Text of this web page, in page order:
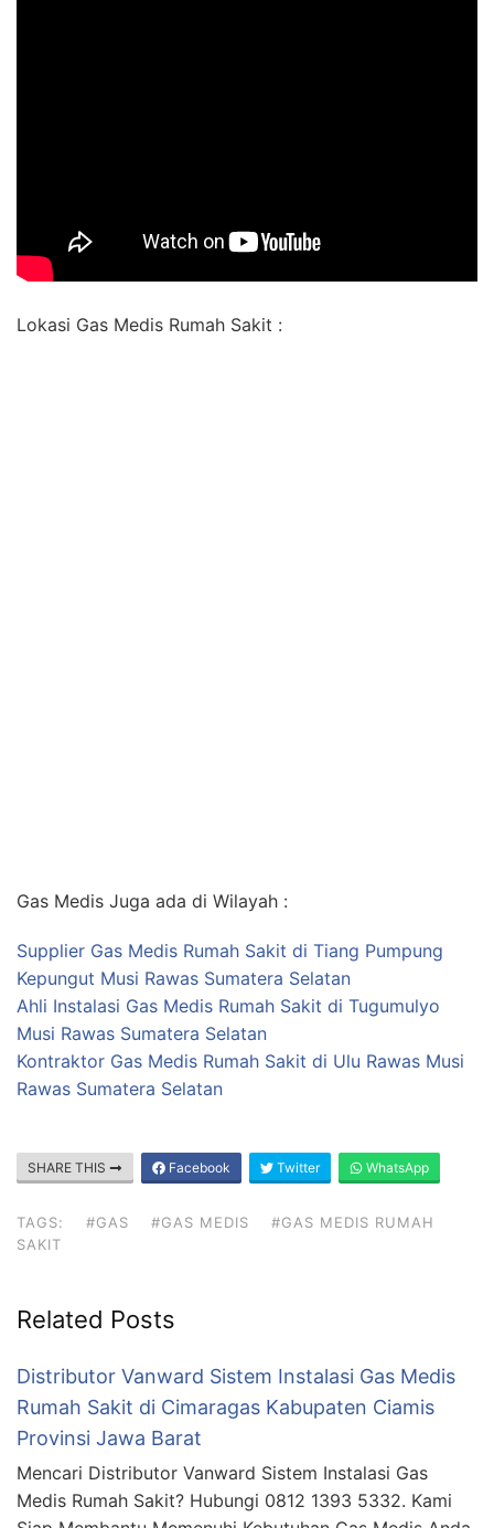
Lokasi Gas Medis Rumah Sakit :
Gas Medis Juga ada di Wilayah :
Supplier Gas Medis Rumah Sakit di Tiang Pumpung
Kepungut Musi Rawas Sumatera Selatan
Ahli Instalasi Gas Medis Rumah Sakit di Tugumulyo
Musi Rawas Sumatera Selatan
Kontraktor Gas Medis Rumah Sakit di Ulu Rawas Musi
Rawas Sumatera Selatan
SHARE THIS Facebook Twitter WhatsApp
TAGS: #GAS #GAS MEDIS
#GAS MEDIS RUMAH
SAKIT
Related Posts
Distributor Vanward Sistem Instalasi Gas Medis
Rumah Sakit di Cimaragas Kabupaten Ciamis
Provinsi Jawa Barat
Mencari Distributor Vanward Sistem Instalasi Gas
Medis Rumah Sakit? Hubungi 0812 1393 5332. Kami